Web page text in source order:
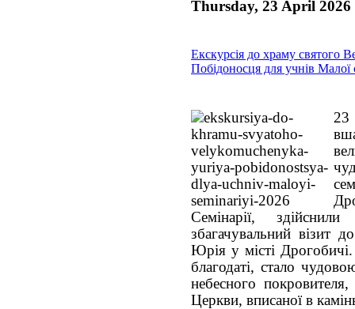
Thursday, 23 April 2026
Екскурсія до храму святого
Побідоносця для учнів Малої
Семінарії,
збагачувальний візит
Юрія у місті
благодаті, стало
небесного
Церкви, вписаної в